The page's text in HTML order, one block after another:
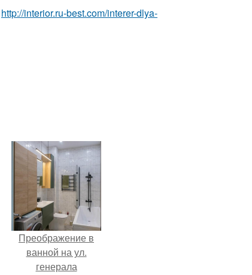
http://interior.ru-best.com/interer-dlya-
Преображение в
ванной на ул.
генерала